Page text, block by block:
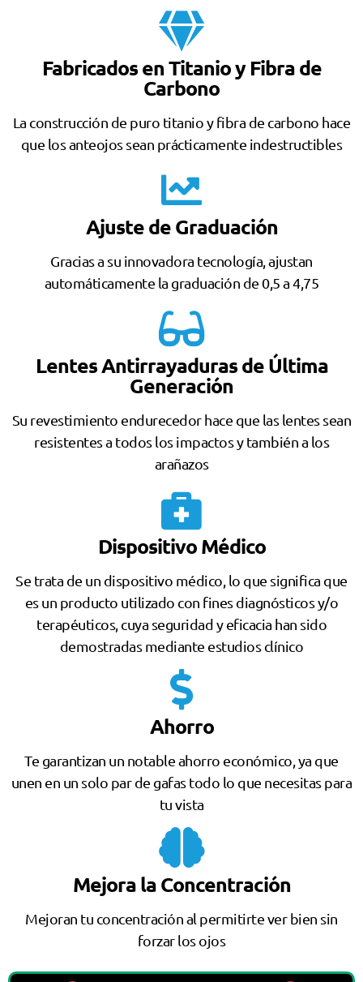
Fabricados en Titanio y Fibra de
Carbono
La construcción de puro titanio y fibra de carbono hace
que los anteojos sean prácticamente indestructibles
Ajuste de Graduación
Gracias a su innovadora tecnología, ajustan
automáticamente la graduación de 0,5 a 4,75
Lentes Antirrayaduras de Última
Generación
Su revestimiento endurecedor hace que las lentes sean
resistentes a todos los impactos y también a los
arañazos
Dispositivo Médico
Se trata de un dispositivo médico, lo que significa que
es un producto utilizado con fines diagnósticos y/o
terapéuticos, cuya seguridad y eficacia han sido
demostradas mediante estudios clínico
Ahorro
Te garantizan un notable ahorro económico, ya que
unen en un solo par de gafas todo lo que necesitas para
tu vista
Mejora la Concentración
Mejoran tu concentración al permitirte ver bien sin
forzar los ojos